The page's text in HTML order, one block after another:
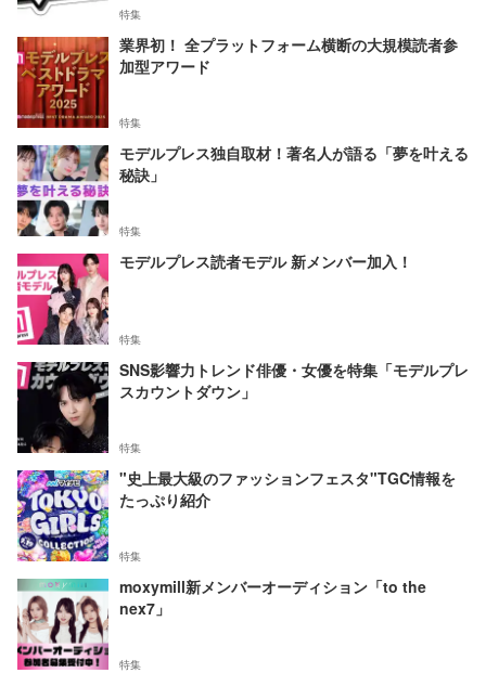
特集
業界初！ 全プラットフォーム横断の大規模読者参
加型アワード
特集
モデルプレス独自取材！著名人が語る「夢を叶える
秘訣」
特集
モデルプレス読者モデル 新メンバー加入！
特集
SNS影響力トレンド俳優・女優を特集「モデルプレ
スカウントダウン」
特集
"史上最大級のファッションフェスタ"TGC情報を
たっぷり紹介
特集
moxymill新メンバーオーディション「to the
nex7」
特集